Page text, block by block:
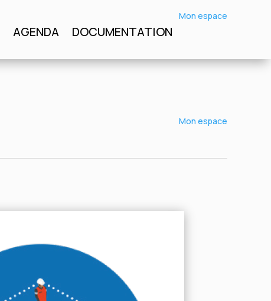
DOCUMENTATION
Mon espace
AGENDA DOCUMENTATION
Mon espace
Mon espace